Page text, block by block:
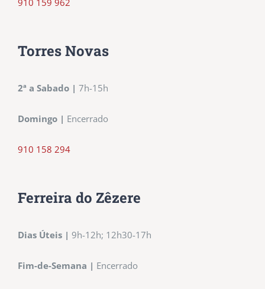
Torres Novas
2ª a Sabado | 7h-15h
Domingo | Encerrado
910 158 294
Ferreira do Zêzere
Dias Úteis | 9h-12h; 12h30-17h
Fim-de-Semana | Encerrado